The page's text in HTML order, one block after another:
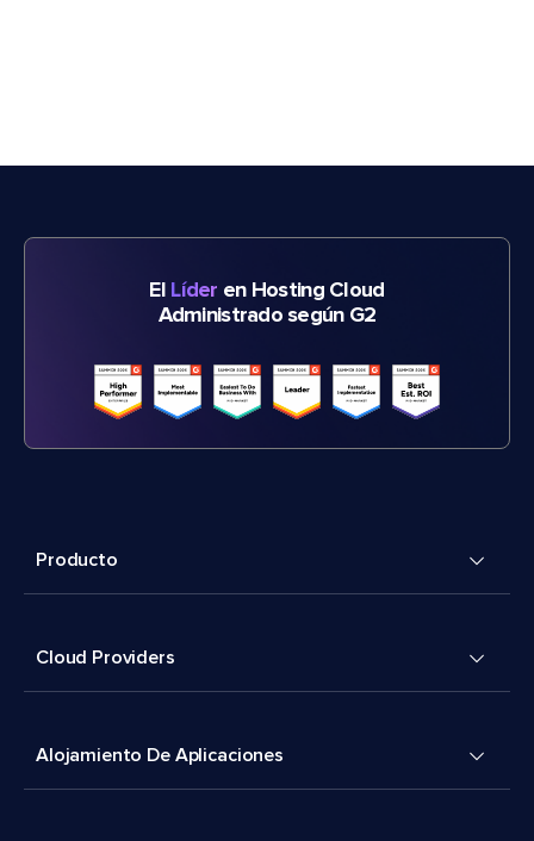
El Líder en Hosting Cloud
Administrado según G2
Producto
Cloud Providers
Alojamiento De Aplicaciones